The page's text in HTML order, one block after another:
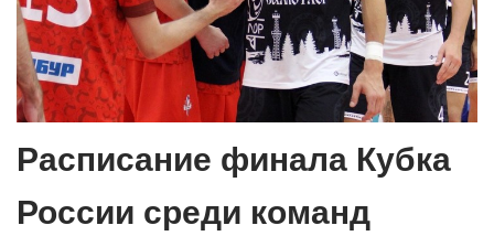
Расписание финала Кубка
России среди команд